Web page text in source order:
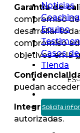
Noticias
Equipo
Casos
Tienda
ES
Solicita
Garantía de
compromiso de
desarrollar
compromiso
objetivos en la
puedan
Integridad,
autorizadas.